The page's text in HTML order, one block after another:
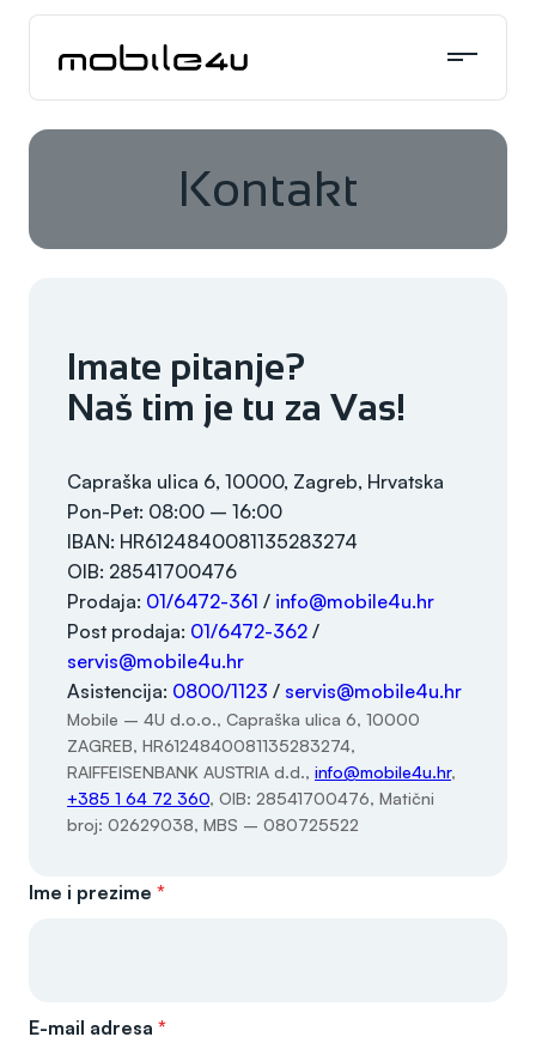
Skoči
sadržaja
Kontakt
Imate pitanje?
Naš tim je tu za Vas!
Capraška ulica 6, 10000, Zagreb, Hrvatska
Pon-Pet: 08:00 – 16:00
IBAN: HR6124840081135283274
OIB: 28541700476
Prodaja: 01/6472-361 / info@mobile4u.hr
Post prodaja: 01/6472-362 /
servis@mobile4u.hr
Asistencija: 0800/1123 / servis@mobile4u.hr
Mobile – 4U d.o.o., Capraška ulica 6, 10000
ZAGREB, HR6124840081135283274,
RAIFFEISENBANK AUSTRIA d.d., info@mobile4u.hr,
+385 1 64 72 360, OIB: 28541700476, Matični
broj: 02629038, MBS – 080725522
Ime i prezime *
E-mail adresa *